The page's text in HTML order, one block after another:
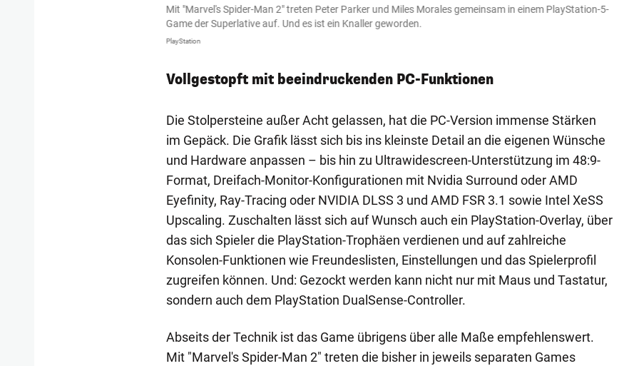
Mit "Marvel's Spider-Man 2" treten Peter Parker und Miles Morales gemeinsam in einem PlayStation-5-
Game der Superlative auf. Und es ist ein Knaller geworden.
PlayStation
Vollgestopft mit beeindruckenden PC-Funktionen
Die Stolpersteine außer Acht gelassen, hat die PC-Version immense Stärken
im Gepäck. Die Grafik lässt sich bis ins kleinste Detail an die eigenen Wünsche
und Hardware anpassen – bis hin zu Ultrawidescreen-Unterstützung im 48:9-
Format, Dreifach-Monitor-Konfigurationen mit Nvidia Surround oder AMD
Eyefinity, Ray-Tracing oder NVIDIA DLSS 3 und AMD FSR 3.1 sowie Intel XeSS
Upscaling. Zuschalten lässt sich auf Wunsch auch ein PlayStation-Overlay, über
das sich Spieler die PlayStation-Trophäen verdienen und auf zahlreiche
Konsolen-Funktionen wie Freundeslisten, Einstellungen und das Spielerprofil
zugreifen können. Und: Gezockt werden kann nicht nur mit Maus und Tastatur,
sondern auch dem PlayStation DualSense-Controller.
Abseits der Technik ist das Game übrigens über alle Maße empfehlenswert.
Mit "Marvel's Spider-Man 2" treten die bisher in jeweils separaten Games